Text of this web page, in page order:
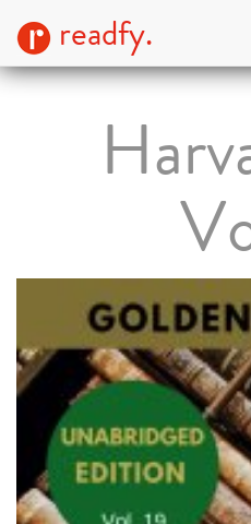
readfy.